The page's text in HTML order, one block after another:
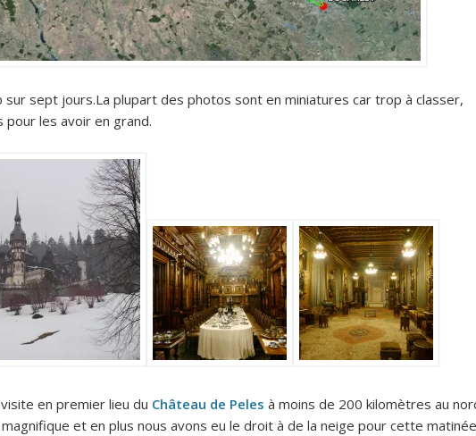
sur sept jours.La plupart des photos sont en miniatures car trop à classer,
pour les avoir en grand.
en premier lieu du Château de Peles à moins de 200 kilomètres au
et en plus nous avons eu le droit à de la neige pour cette matinée